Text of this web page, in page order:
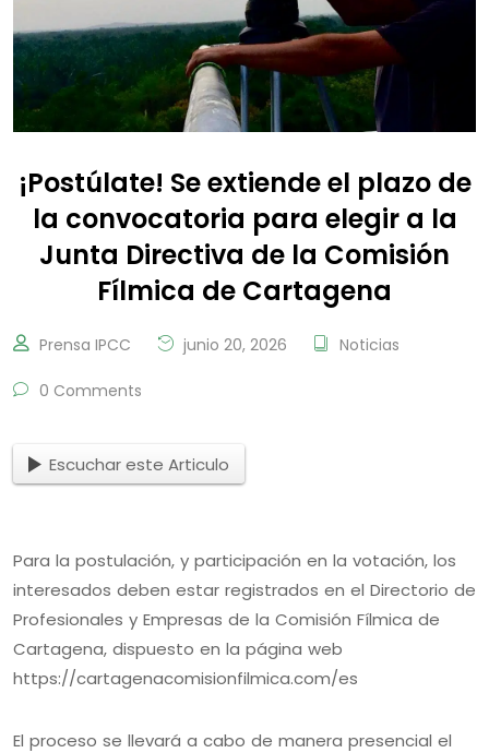
¡Postúlate! Se extiende el plazo de
la convocatoria para elegir a la
Junta Directiva de la Comisión
Fílmica de Cartagena
Prensa IPCC junio 20, 2026 Noticias
0 Comments
Escuchar este Articulo
Para la postulación, y participación en la votación, los
interesados deben estar registrados en el Directorio de
Profesionales y Empresas de la Comisión Fílmica de
Cartagena, dispuesto en la página web
https://cartagenacomisionfilmica.com/es
El proceso se llevará a cabo de manera presencial el